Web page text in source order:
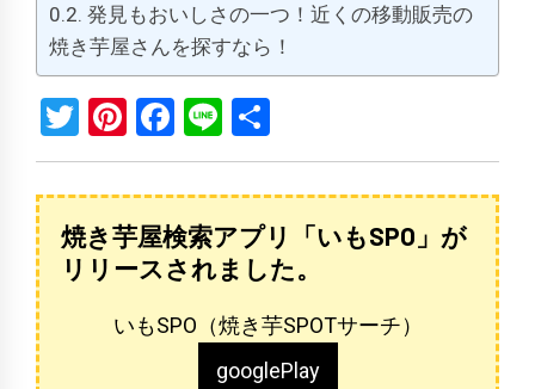
発見もおいしさの一つ！近くの移動販売の
焼き芋屋さんを探すなら！
Twitter
Pinterest
Facebook
Line
有
焼き芋屋検索アプリ「いもSPO」が
リリースされました。
いもSPO（焼き芋SPOTサーチ）
googlePlay